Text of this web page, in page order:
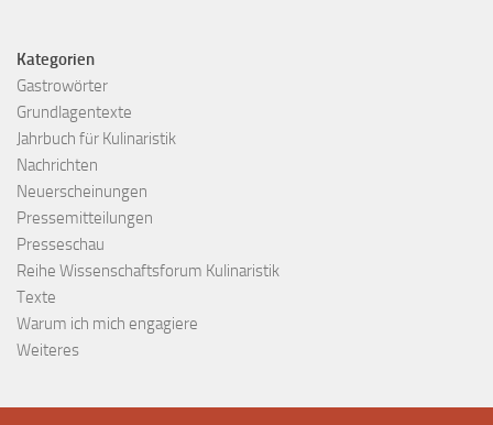
Kategorien
Gastrowörter
Grundlagentexte
Jahrbuch für Kulinaristik
Nachrichten
Neuerscheinungen
Pressemitteilungen
Presseschau
Reihe Wissenschaftsforum Kulinaristik
Texte
Warum ich mich engagiere
Weiteres